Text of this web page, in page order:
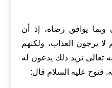
وبما يوافق رضاه، إذ أن
لا يرجون العذاب، ولكنهم
تعالى تريد ذلك يدعون له
فنوح عليه السلام قال: